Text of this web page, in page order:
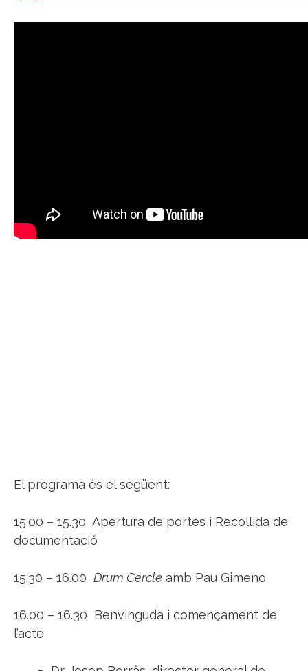
El programa és el següent:
15.00 – 15.30 Apertura de portes i Recollida de
documentació
15.30 – 16.00 Drum Cercle amb Pau Gimeno
16.00 – 16.30 Benvinguda i començament de
l’acte